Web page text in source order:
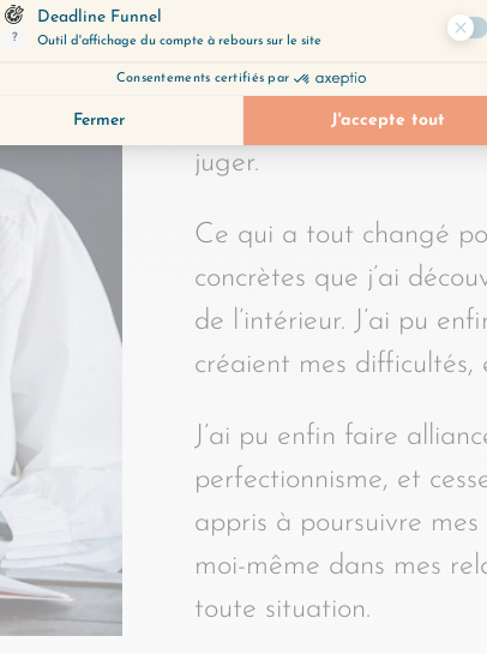
terrible de passer à
mon nez, parce que je
vivais trop “dans ma
juger.
Ce qui a tout changé
concrètes que j’ai
de l’intérieur. J’ai pu
créaient mes
J’ai pu enfin faire
perfectionnisme, et
appris à poursuivre
moi-même dans mes
toute situation.